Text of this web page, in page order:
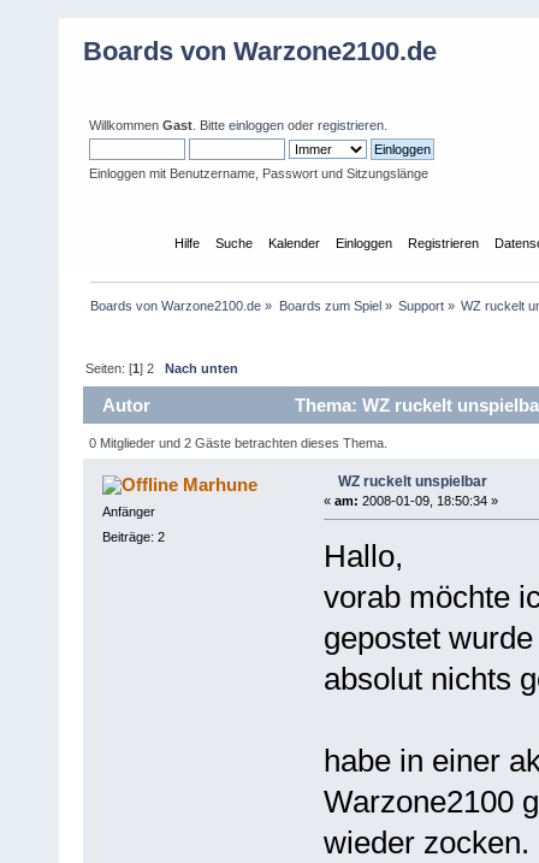
Boards von Warzone2100.de
Willkommen Gast . Bitte einloggen oder registrieren
Einloggen mit Benutzername, Passwort und Sitzungslänge
Hilfe Suche Kalender Einloggen Registrieren
Boards von Warzone2100.de » Boards zum Spiel» Support» WZ ruckelt
Seiten: [1]2 Nach unten
Autor Thema: WZ ruckelt
0 Mitglieder und 2 Gäste betrachten dieses Thema.
Marhune
Anfänger
Beiträge: 2
WZ ruckelt unspielbar
« am: 2008-01-09, 18:50:34 »
Hallo,
vorab möchte
gepostet
absolut nichts
habe in einer
Warzone2100
wieder